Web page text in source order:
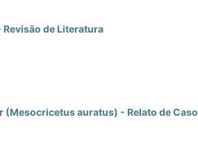
de Literatura
auratus) - Relato de Caso